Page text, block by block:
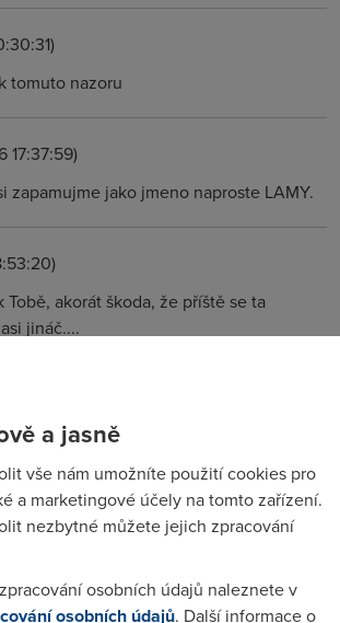
tomuto nazoru
17:37:59)
zapamujme jako jmeno naproste LAMY.
Tobě, akorát škoda, že příště se ta
jináč....
urážka...nebo snad chcete platit
přikázané odškodné a veřejně se
22:23:25)
nebo dement z lesa urážka??? Zvlášť
a jasně
vše nám umožníte použití cookies pro
a marketingové účely na tomto zařízení.
nezbytné můžete jejich zpracování
osobních údajů naleznete v
osobních údajů. Další informace o